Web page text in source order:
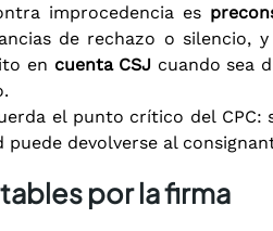
improcedencia es
de rechazo o silencio,
en cuenta CSJ cuando sea
el punto crítico del
devolverse al
por la firma